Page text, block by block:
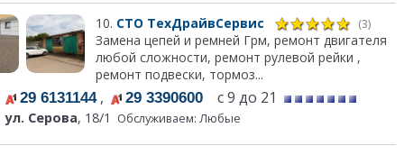
10. СТО ТехДрайвСервис (3)
Замена цепей и ремней Грм, ремонт двигателя
любой сложности, ремонт рулевой рейки ,
ремонт подвески, тормоз...
29 6131144, 29 3390600 с 9 до 21
ул. Серова, 18/1 Обслуживаем: Любые